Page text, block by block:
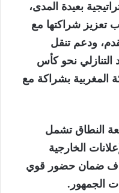
بعيدة المدى،
تعزيز شراكتها مع
، ودعم تنقل
التنازلي نحوكأس
المغربية بشراكة مع
النطاق تشمل
الخارجية
ضمان حضور قوي
الجمهور.